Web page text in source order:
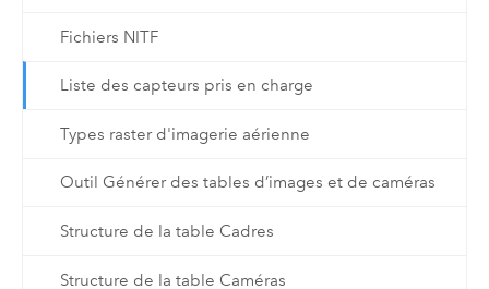
Fichiers NITF
Liste des capteurs pris en charge
Types raster d'imagerie aérienne
Outil Générer des tables d’images et de caméras
Structure de la table Cadres
Structure de la table Caméras